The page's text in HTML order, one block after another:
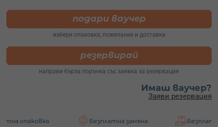
подари ваучер
избери опаковка, пожелание и доставка
резервирай
направи бърза поръчка със заявка за резервация
Имаш ваучер?
Заяви резервация
Безплатна замяна Безплатна доставка